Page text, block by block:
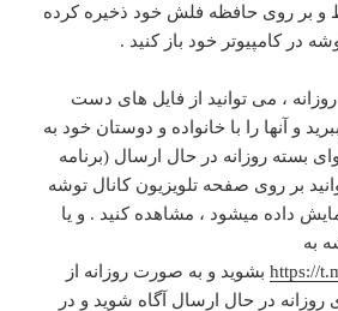
و بر روی حافظه فلش خود ذخیره کرده
در کامپیوتر خود باز کنید .
، می توانید از فایل های دست
و آنها را با خانواده و دوستان خود به
بسته روزانه در حال ارسال (برنامه
بر روی صفحه تلویزیون کانال توشه
داده میشود ، مشاهده کنید . و یا
به
https:// بشوید و به صورت روزانه از
در حال ارسال آگاه شوید و در